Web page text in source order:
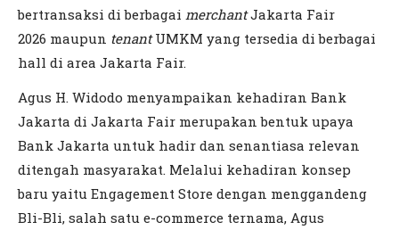
bertransaksi di berbagai merchantJakarta Fair
2026 maupun tenantUMKM yang tersedia di berbagai
hall di area Jakarta Fair.
Agus H. Widodo menyampaikan kehadiran Bank
Jakarta di Jakarta Fair merupakan bentuk upaya
Bank Jakarta untuk hadir dan senantiasa relevan
ditengah masyarakat. Melalui kehadiran konsep
baru yaitu Engagement Store dengan menggandeng
Bli-Bli, salah satu e-commerce ternama, Agus